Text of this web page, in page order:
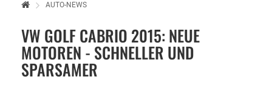
AUTO-NEWS
VW GOLF CABRIO 2015: NEUE
MOTOREN - SCHNELLER UND
SPARSAMER